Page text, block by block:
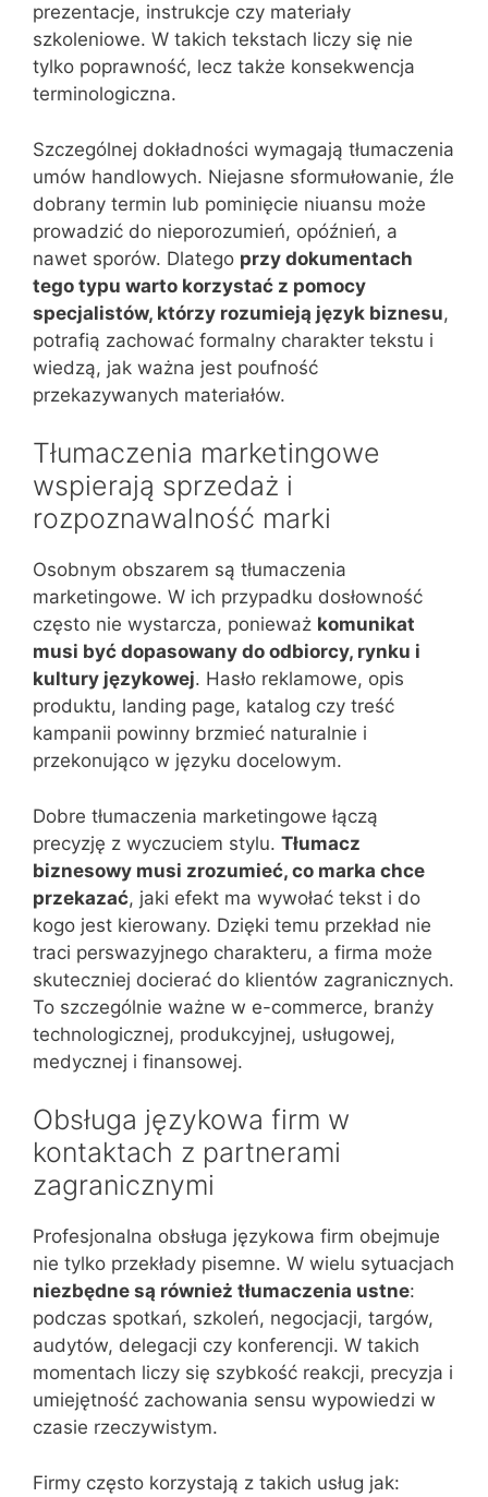
prezentacje, instrukcje czy materiały
szkoleniowe. W takich tekstach liczy się nie
tylko poprawność, lecz także konsekwencja
terminologiczna.
Szczególnej dokładności wymagają tłumaczenia
umów handlowych. Niejasne sformułowanie, źle
dobrany termin lub pominięcie niuansu może
prowadzić do nieporozumień, opóźnień, a
nawet sporów. Dlatego przy dokumentach
tego typu warto korzystać z pomocy
specjalistów, którzy rozumieją język biznesu,
potrafią zachować formalny charakter tekstu i
wiedzą, jak ważna jest poufność
przekazywanych materiałów.
Tłumaczenia marketingowe
wspierają sprzedaż i
rozpoznawalność marki
Osobnym obszarem są tłumaczenia
marketingowe. W ich przypadku dosłowność
często nie wystarcza, ponieważ komunikat
musi być dopasowany do odbiorcy, rynku i
kultury językowej. Hasło reklamowe, opis
produktu, landing page, katalog czy treść
kampanii powinny brzmieć naturalnie i
przekonująco w języku docelowym.
Dobre tłumaczenia marketingowe łączą
precyzję z wyczuciem stylu. Tłumacz
biznesowy musi zrozumieć, co marka chce
przekazać, jaki efekt ma wywołać tekst i do
kogo jest kierowany. Dzięki temu przekład nie
traci perswazyjnego charakteru, a firma może
skuteczniej docierać do klientów zagranicznych.
To szczególnie ważne w e-commerce, branży
technologicznej, produkcyjnej, usługowej,
medycznej i finansowej.
Obsługa językowa firm w
kontaktach z partnerami
zagranicznymi
Profesjonalna obsługa językowa firm obejmuje
nie tylko przekłady pisemne. W wielu sytuacjach
niezbędne są również tłumaczenia ustne:
podczas spotkań, szkoleń, negocjacji, targów,
audytów, delegacji czy konferencji. W takich
momentach liczy się szybkość reakcji, precyzja i
umiejętność zachowania sensu wypowiedzi w
czasie rzeczywistym.
Firmy często korzystają z takich usług jak: